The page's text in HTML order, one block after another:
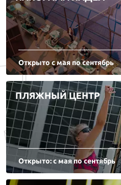
Открыто с мая по сентябрь
ПЛЯЖНЫЙ ЦЕНТР
Открыто: с мая по сентябрь